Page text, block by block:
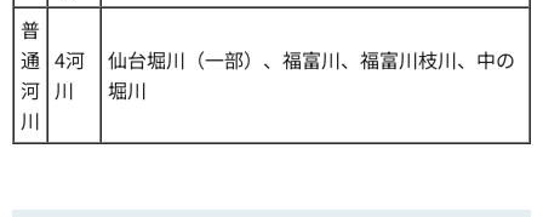
普
通
河
川
4河
川
仙台堀川（一部）、福富川、福富川枝川、中の
堀川